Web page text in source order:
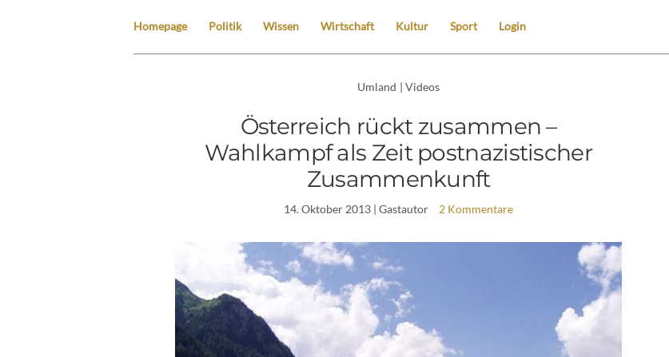
Homepage Politik Wissen Wirtschaft Kultur Sport Login
Umland | Videos
Österreich rückt zusammen –
Wahlkampf als Zeit postnazistischer
Zusammenkunft
14. Oktober 2013 | Gastautor 2 Kommentare